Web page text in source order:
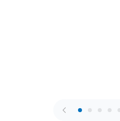
1 / 10